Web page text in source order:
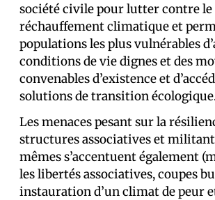
société civile pour lutter contre le
réchauffement climatique et
populations les plus vulnérables
conditions de vie dignes et des
convenables d’existence et
solutions de transition
Les menaces pesant sur la
structures associatives et
mêmes s’accentuent également
les libertés associatives, coupes
instauration d’un climat de peur